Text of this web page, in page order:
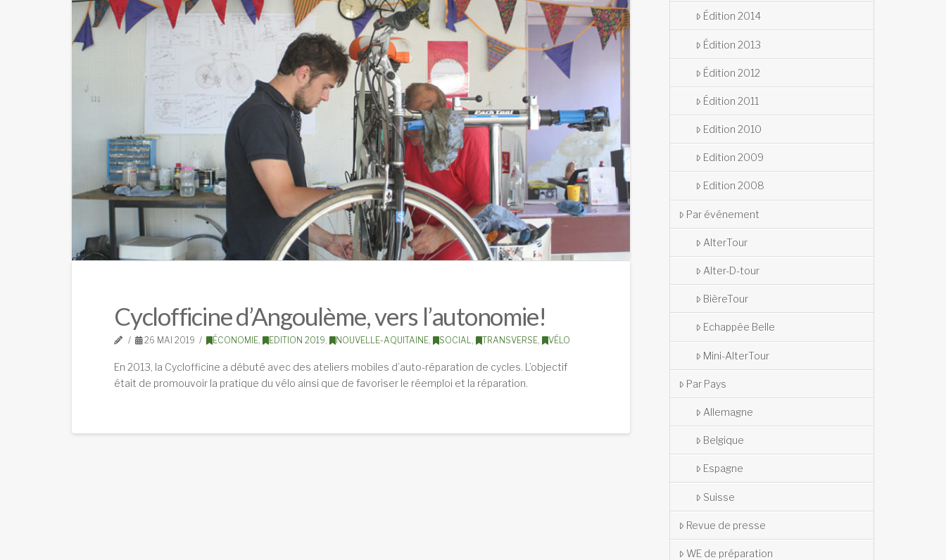
Cyclofficine d’Angoulème, vers l’autonomie!
26 MAI 2019 ÉCONOMIE, EDITION 2019 NOUVELLE-AQUITAINE, SOCIAL TRANSVERSE, VÉLO
En 2013, la Cyclofficine a débuté avec des ateliers mobiles d’auto-réparation de cycles. L’objectif
était de promouvoir la pratique du vélo ainsi que de favoriser le réemploi et la réparation.
Édition 2014
Édition 2013
Édition 2012
Édition 2011
Edition 2010
Edition 2009
Edition 2008
Par événement
AlterTour
Alter-D-tour
BièreTour
Echappée Belle
Mini-AlterTour
Par Pays
Allemagne
Belgique
Espagne
Suisse
Revue de presse
WE de préparation